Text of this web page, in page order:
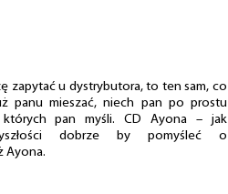
zapytać u dystrybutora, to ten sam, co
panu mieszać, niech pan po prostu
których pan myśli. CD Ayona – jak
dobrze by pomyśleć o
Ayona.